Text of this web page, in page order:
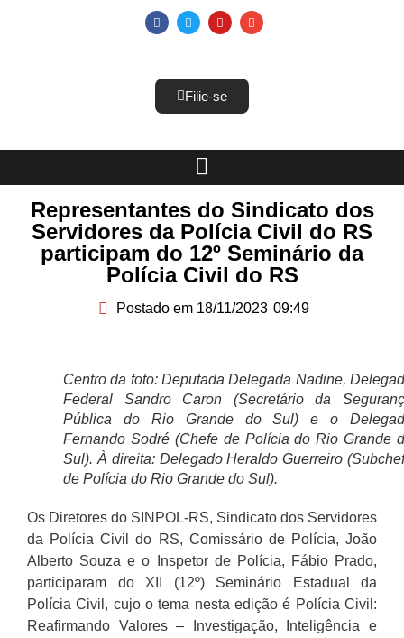
Filie-se
Representantes do Sindicato dos
Servidores da Polícia Civil do RS
participam do 12º Seminário da
Polícia Civil do RS
Postado em 18/11/2023 09:49
Centro da foto: Deputada Delegada Nadine,
Federal Sandro Caron (Secretário da
Pública do Rio Grande do Sul) e o
Fernando Sodré (Chefe de Polícia do Rio Grande
Sul). À direita: Delegado Heraldo Guerreiro
de Polícia do Rio Grande do Sul).
Os Diretores do SINPOL-RS, Sindicato dos Servidores
da Polícia Civil do RS, Comissário de Polícia, João
Alberto Souza e o Inspetor de Polícia, Fábio Prado,
participaram do XII (12º) Seminário Estadual da
Polícia Civil, cujo o tema nesta edição é Polícia Civil:
Reafirmando Valores – Investigação, Inteligência e